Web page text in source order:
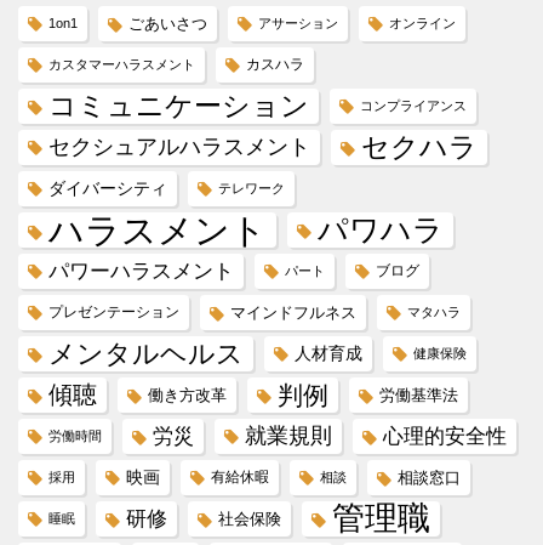
1on1 ごあいさつ アサーション オンライン
カスタマーハラスメント カスハラ
コミュニケーション コンプライアンス
セクシュアルハラスメント セクハラ
ダイバーシティ テレワーク
ハラスメント パワハラ
パワーハラスメント パート ブログ
プレゼンテーション マインドフルネス マタハラ
メンタルヘルス 人材育成 健康保険
傾聴 働き方改革 判例 労働基準法
労働時間 労災 就業規則 心理的安全性
採用 映画 有給休暇 相談 相談窓口
睡眠 研修 社会保険 管理職